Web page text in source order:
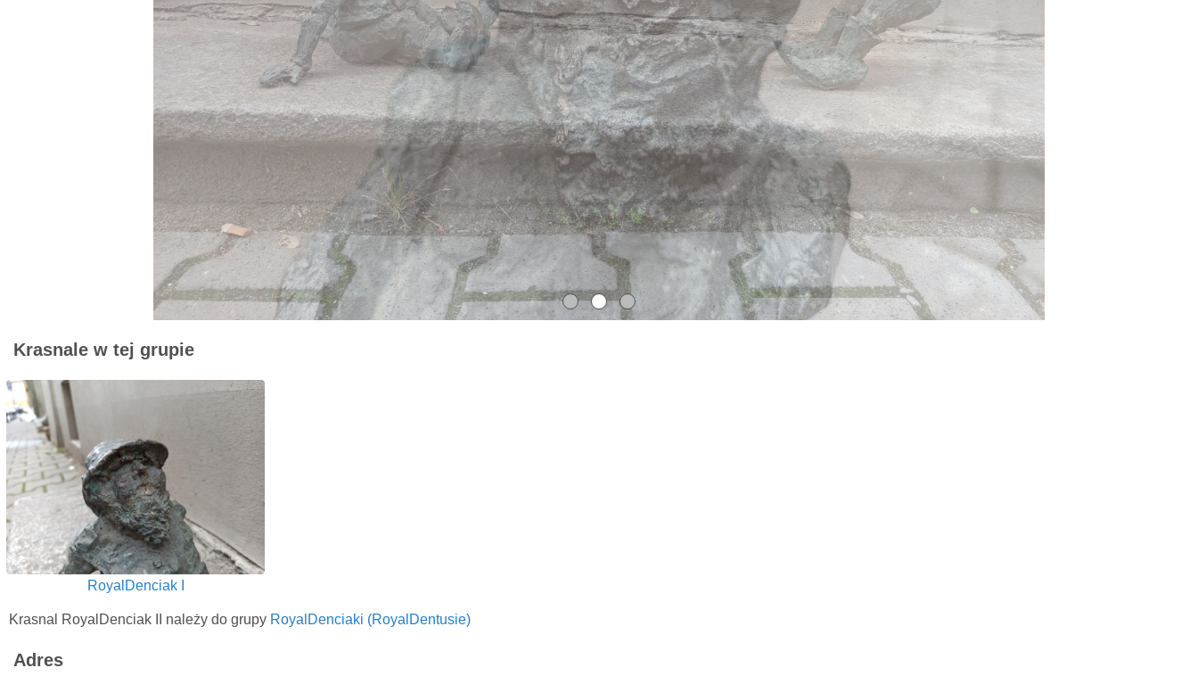
Krasnale w tej grupie
RoyalDenciak I
Krasnal RoyalDenciak II należy do grupy RoyalDenciaki (RoyalDentusie)
Adres